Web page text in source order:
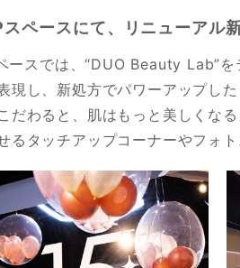
ペースにて、リニューアル
ースでは、“DUO Beauty Lab”
現し、新処方でパワーアップし
だわると、肌はもっと美しくな
るタッチアップコーナーやフォ